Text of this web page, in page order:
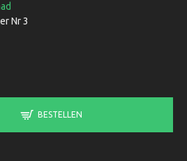
Nr 3
BESTELLEN